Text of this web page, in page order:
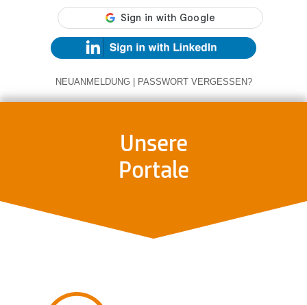
NEUANMELDUNG | PASSWORT VERGESSEN?
Unsere
Portale